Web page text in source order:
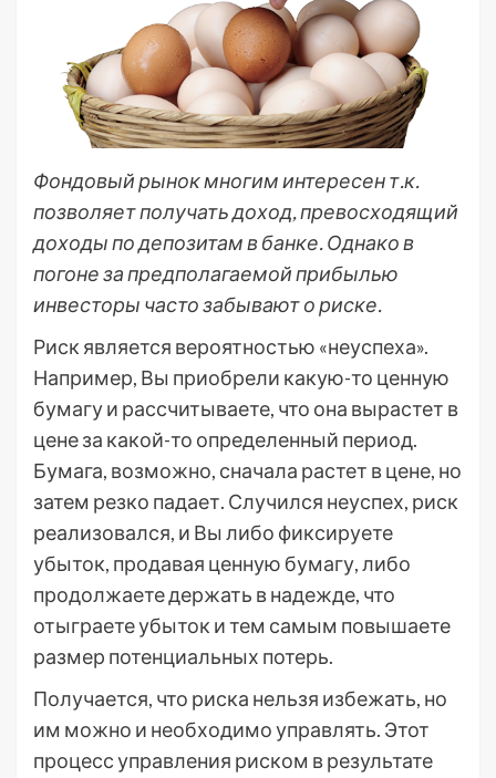
Фондовый рынок многим интересен т.к.
позволяет получать доход, превосходящий
доходы по депозитам в банке. Однако в
погоне за предполагаемой прибылью
инвесторы часто забывают о риске.
Риск является вероятностью «неуспеха».
Например, Вы приобрели какую-то ценную
бумагу и рассчитываете, что она вырастет в
цене за какой-то определенный период.
Бумага, возможно, сначала растет в цене, но
затем резко падает. Случился неуспех, риск
реализовался, и Вы либо фиксируете
убыток, продавая ценную бумагу, либо
продолжаете держать в надежде, что
отыграете убыток и тем самым повышаете
размер потенциальных потерь.
Получается, что риска нельзя избежать, но
им можно и необходимо управлять. Этот
процесс управления риском в результате